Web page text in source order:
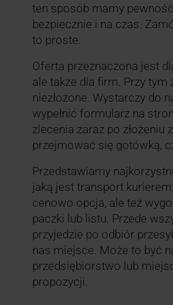
ten sposób mamy
bezpiecznie i na czas.
to proste.
Oferta przeznaczona jest
ale także dla firm. Przy
niezłożone. Wystarczy do
wypełnić formularz na
zlecenia zaraz po
przejmować się gotówką,
Przedstawiamy
jaką jest transport
cenowo opcja, ale też
paczki lub listu. Przede
przyjedzie po odbiór
nas miejsce. Może to być
przedsiębiorstwo lub
propozycji.